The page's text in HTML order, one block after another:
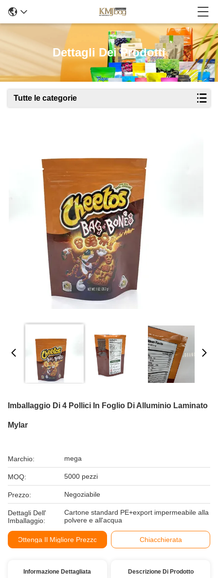
Dettagli Dei Prodotti
Tutte le categorie
Imballaggio Di 4 Pollici In Foglio Di Alluminio Laminato
Mylar
Marchio: mega
MOQ: 5000 pezzi
Prezzo: Negoziabile
Dettagli Dell'
Imballaggio:
Cartone standard PE+export impermeabile alla
polvere e all'acqua
Ottenga Il Migliore Prezzo Chiacchierata
Informazione Dettagliata Descrizione Di Prodotto